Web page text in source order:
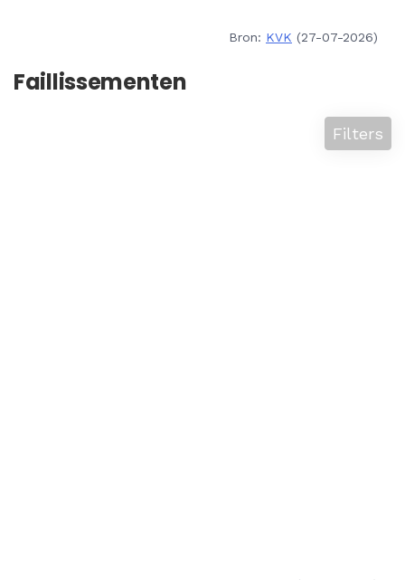
Bron: KVK (27-07-2026)
Faillissementen
Filters